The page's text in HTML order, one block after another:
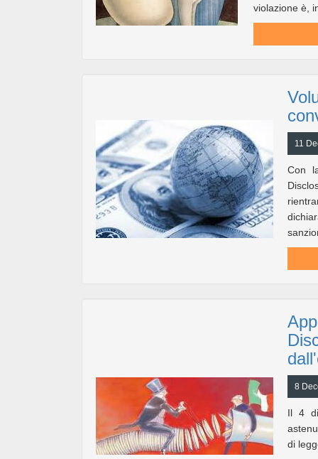
violazione è,
11
Con
8
Il 4
di